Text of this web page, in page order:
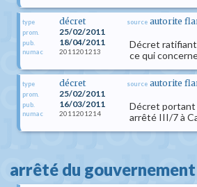
type décret
prom. 25/02/2011
pub. 18/04/2011
numac 2011201213
source autorite
Décret ratifiant
ce qui
type décret
prom. 25/02/2011
pub. 16/03/2011
numac 2011201214
source autorite
Décret portant
arrêté III/7 à
arrêté du